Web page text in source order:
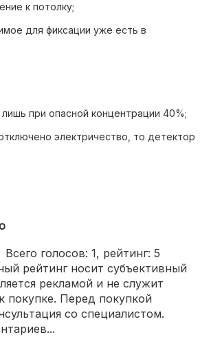
к потолку;
для фиксации уже есть в
при опасной концентрации 40%;
электричество, то детектор
Всего голосов: 1, рейтинг: 5
рейтинг носит субъективный
рекламой и не служит
покупке. Перед покупкой
со специалистом.